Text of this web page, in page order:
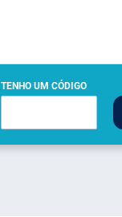
TENHO UM CÓDIGO